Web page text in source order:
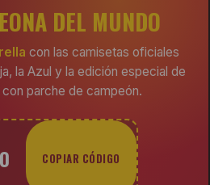
DEL MUNDO
con las camisetas oficiales
la Azul y la edición especial de
parche de campeón.
COPIAR CÓDIGO